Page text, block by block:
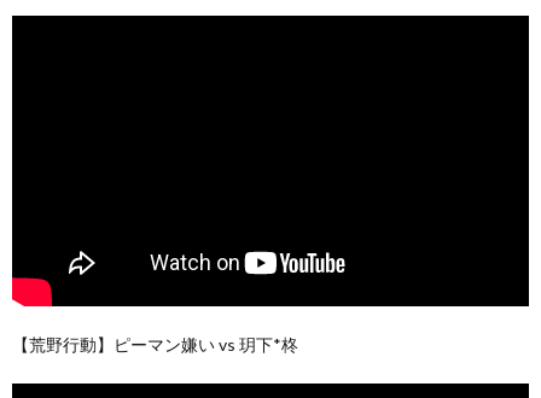
【荒野行動】ピーマン嫌い vs 玥下*柊